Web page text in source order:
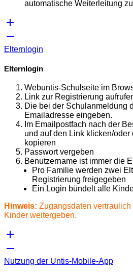
automatische Weiterleitung
Elternlogin
Elternlogin
Webuntis-Schulseite im
Link zur Registrierung
Die bei der Schulanmeldung
Emailadresse eingeben.
Im Emailpostfach nach der
und auf den Link klicken/
kopieren
Passwort vergeben
Benutzername ist immer die
Pro Familie werden zwei
Registrierung freigegeben
Ein Login bündelt alle
Hinweis: Zugangsdaten
Kinder weitergeben.
Nutzung der Untis-Mobile-App